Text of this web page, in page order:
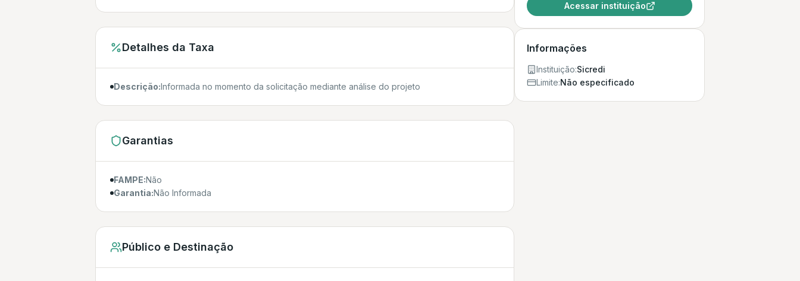
Detalhes da Taxa
Descrição:Informada no momento da solicitação mediante análise do projeto
Garantias
FAMPE:Não
Garantia:Não Informada
Público e Destinação
Acessar instituição
Informações
Instituição:Sicredi
Limite:Não especificado